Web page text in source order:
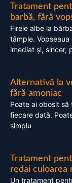
Tratament
barbă, fără
Firele albe la
tâmple.
imediat și, sincer,
Alternativă la
fără amoniac
Poate ai obosit
fiecare dată.
simplu
Tratament
redai culoarea
Un tratament